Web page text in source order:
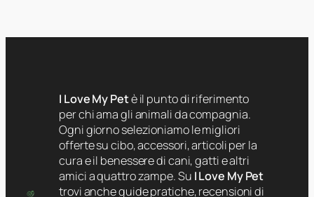
I Love My Petè il punto di riferimento
per chi ama gli animali da compagnia.
Ogni giorno selezioniamo le migliori
offerte su cibo, accessori, articoli per la
cura e il benessere di cani, gatti e altri
amici a quattro zampe. Su I Love My Pet
trovi anche guide pratiche, recensioni di